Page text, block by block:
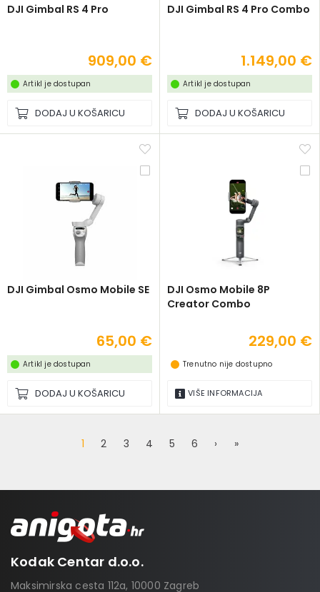
DJI Gimbal RS 4 Pro
909,00 €
Artikl je dostupan
DODAJ U KOŠARICU
DJI Gimbal RS 4 Pro Combo
1.149,00 €
Artikl je dostupan
DODAJ U KOŠARICU
DJI Gimbal Osmo Mobile SE
65,00 €
Artikl je dostupan
DODAJ U KOŠARICU
DJI Osmo Mobile 8P
Creator Combo
229,00 €
Trenutno nije dostupno
VIŠE INFORMACIJA
1 2 3 4 5 6 › »
Kodak Centar d.o.o.
Maksimirska cesta 112a, 10000 Zagreb